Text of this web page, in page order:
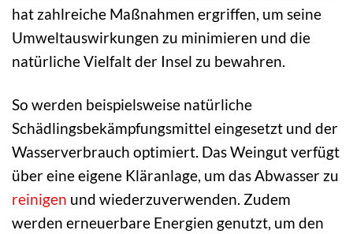
hat zahlreiche Maßnahmen ergriffen, um seine
Umweltauswirkungen zu minimieren und die
natürliche Vielfalt der Insel zu bewahren.
So werden beispielsweise natürliche
Schädlingsbekämpfungsmittel eingesetzt und der
Wasserverbrauch optimiert. Das Weingut verfügt
über eine eigene Kläranlage, um das Abwasser zu
reinigen und wiederzuverwenden. Zudem
werden erneuerbare Energien genutzt, um den